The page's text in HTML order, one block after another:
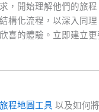
，開始理解他們的旅
構化流程，以深入同
喜的體驗。立即建立
程地圖工具 以及如何